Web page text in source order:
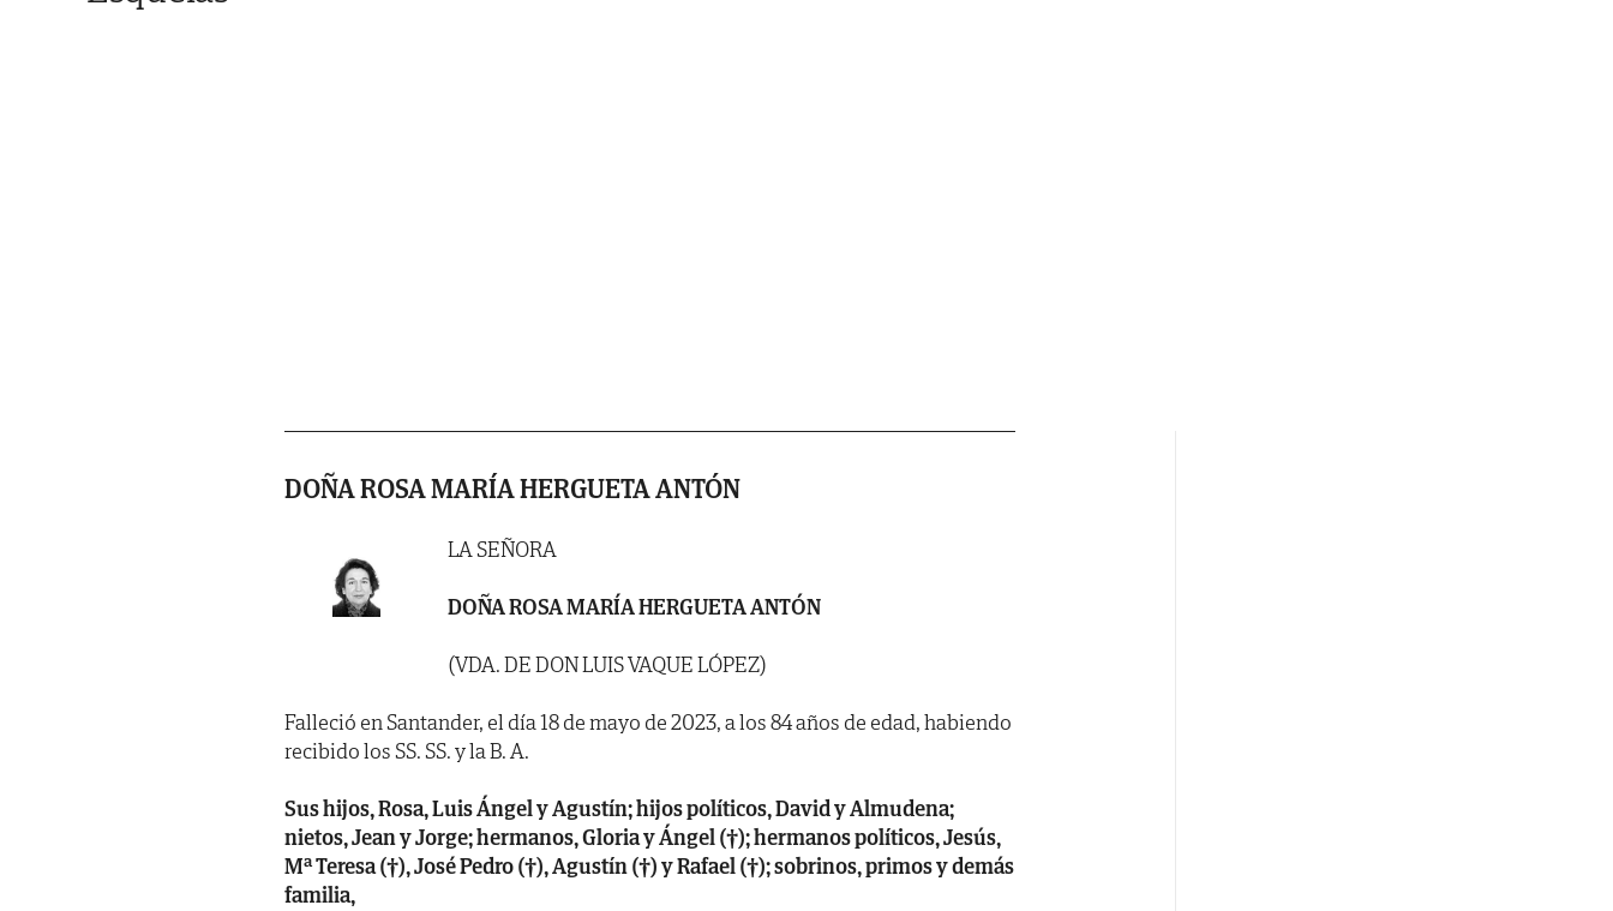
DOÑA ROSA MARÍA HERGUETA ANTÓN
LA SEÑORA
DOÑA ROSA MARÍA HERGUETA ANTÓN
(VDA. DE DON LUIS VAQUE LÓPEZ)
Falleció en Santander, el día 18 de mayo de 2023, a los 84 años de edad, habiendo
recibido los SS. SS. y la B. A.
Sus hijos, Rosa, Luis Ángel y Agustín; hijos políticos, David y Almudena;
nietos, Jean y Jorge; hermanos, Gloria y Ángel (†); hermanos políticos, Jesús,
Mª Teresa (†), José Pedro (†), Agustín (†) y Rafael (†); sobrinos, primos y demás
familia,